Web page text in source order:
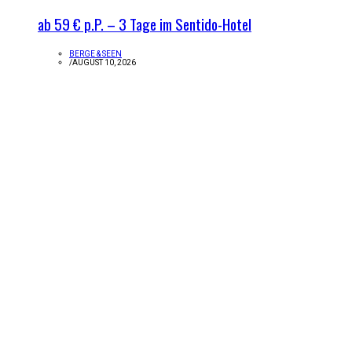
ab 59 € p.P. – 3 Tage im Sentido-Hotel
BERGE & SEEN
/AUGUST 10, 2026